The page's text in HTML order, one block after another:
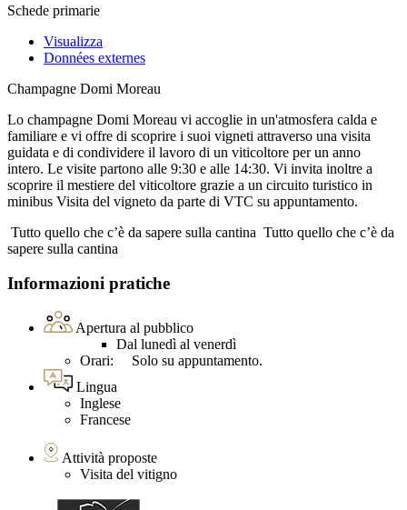
Schede primarie
Visualizza
Données externes
Champagne Domi Moreau
Lo champagne Domi Moreau vi accoglie in un'atmosfera calda e
familiare e vi offre di scoprire i suoi vigneti attraverso una visita
guidata e di condividere il lavoro di un viticoltore per un anno
intero. Le visite partono alle 9:30 e alle 14:30. Vi invita inoltre a
scoprire il mestiere del viticoltore grazie a un circuito turistico in
minibus Visita del vigneto da parte di VTC su appuntamento.
Tutto quello che c’è da sapere sulla cantina Tutto quello che c’è da
sapere sulla cantina
Informazioni pratiche
Apertura al pubblico
Dal lunedì al venerdì
Orari: Solo su appuntamento.
Lingua
Inglese
Francese
Attività proposte
Visita del vitigno